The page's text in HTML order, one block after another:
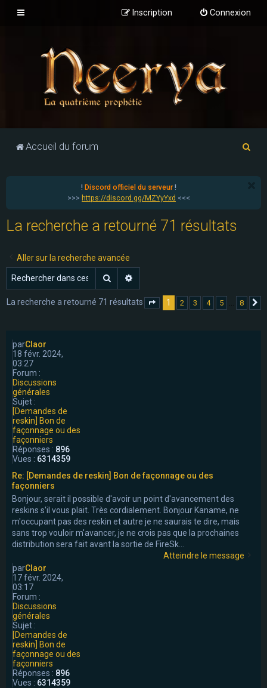
Connexion
Inscription
Accueil du forum
r
! Discord officiel du serveur!
>>> https://discord.gg/MZYyYxd <<<
La recherche a retourné 71 résultats
Aller sur la recherche avancée
Rechercher
La recherche a retourné 71 résultats Page sur8
1 2 3 4 5 … 8
parClaor
18 févr. 2024,
03:27
Forum :
Discussions
générales
Sujet :
[Demandes de
reskin] Bon de
façonnage ou des
façonniers
Réponses : 896
Vues : 6314359
Re: [Demandes de reskin] Bon de façonnage ou des
façonniers
Bonjour, serait il possible d'avoir un point d'avancement des
reskins s'il vous plait. Très cordialement. Bonjour Kaname, ne
m'occupant pas des reskin et autre je ne saurais te dire, mais
sans trop vouloir m'avancer, je ne crois pas que la prochaines
distribution sera fait avant la sortie de FireSk...
Atteindre le message
parClaor
17 févr. 2024,
03:17
Forum :
Discussions
générales
Sujet :
[Demandes de
reskin] Bon de
façonnage ou des
façonniers
Réponses : 896
Vues : 6314359